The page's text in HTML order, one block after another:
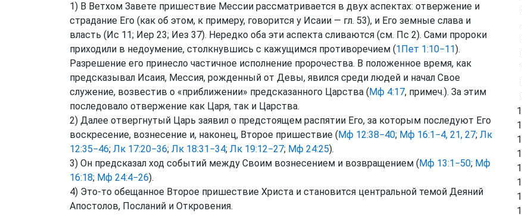
1) В Ветхом Завете пришествие Мессии рассматривается в двух аспектах: отвержение и
страдание Его (как об этом, к примеру, говорится у Исаии — гл. 53), и Его земные слава и
власть (Ис 11; Иер 23; Иез 37). Нередко оба эти аспекта сливаются (см. Пс 2). Сами пророки
приходили в недоумение, столкнувшись с кажущимся противоречием (1Пет 1:10−11).
Разрешение его принесло частичное исполнение пророчества. В положенное время, как
предсказывал Исаия, Мессия, рожденный от Девы, явился среди людей и начал Свое
служение, возвестив о «приближении» предсказанного Царства (Мф 4:17, примеч.). За этим
последовало отвержение как Царя, так и Царства.
2) Далее отвергнутый Царь заявил о предстоящем распятии Его, за которым последуют Его
воскресение, вознесение и, наконец, Второе пришествие (Мф 12:38−40; Мф 16:1−4, 21, 27; Лк
12:35−46; Лк 17:20−36; Лк 18:31−34; Лк 19:12−27; Мф 24:25).
3) Он предсказал ход событий между Своим вознесением и возвращением (Мф 13:1−50; Мф
16:18; Мф 24:4−26).
4) Это-то обещанное Второе пришествие Христа и становится центральной темой Деяний
Апостолов, Посланий и Откровения.